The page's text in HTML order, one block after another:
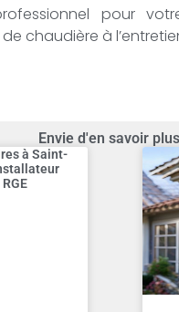
pour
chaudière à
Envie d'en savoir
à Saint-